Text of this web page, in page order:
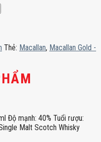
Thẻ: Macallan, Macallan Gold -
Độ mạnh: 40% Tuổi rượu:
Malt Scotch Whisky